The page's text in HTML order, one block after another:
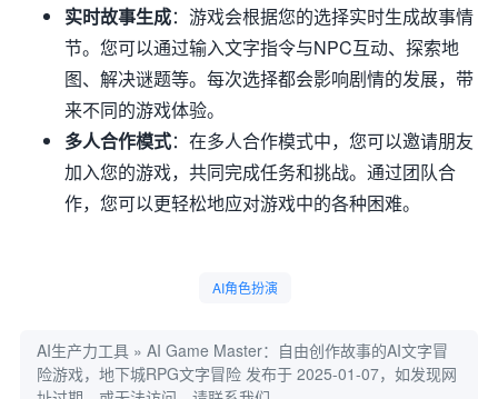
实时故事生成：游戏会根据您的选择实时生成故事情
节。您可以通过输入文字指令与NPC互动、探索地
图、解决谜题等。每次选择都会影响剧情的发展，带
来不同的游戏体验。
多人合作模式：在多人合作模式中，您可以邀请朋友
加入您的游戏，共同完成任务和挑战。通过团队合
作，您可以更轻松地应对游戏中的各种困难。
AI角色扮演
AI生产力工具 » AI Game Master：自由创作故事的AI文字冒
险游戏，地下城RPG文字冒险 发布于 2025-01-07，如发现网